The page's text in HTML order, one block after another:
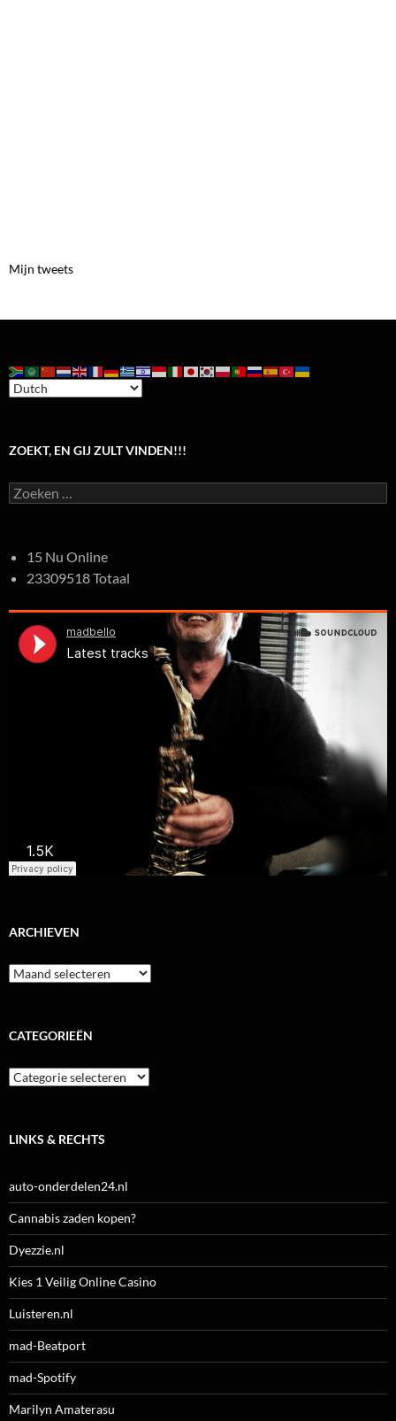
Mijn tweets
ZOEKT, EN GIJ ZULT VINDEN!!!
Zoeken
naar:
15 Nu Online
23309518 Totaal
ARCHIEVEN
Archieven
CATEGORIEËN
Categorieën
LINKS & RECHTS
auto-onderdelen24.nl
Cannabis zaden kopen?
Dyezzie.nl
Kies 1 Veilig Online Casino
Luisteren.nl
mad-Beatport
mad-Spotify
Marilyn Amaterasu